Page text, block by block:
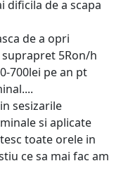
de a scapa
de a opri
5Ron/h
700lei pe an pt
sesizarile
si aplicate
toate orele in
ce sa mai fac am